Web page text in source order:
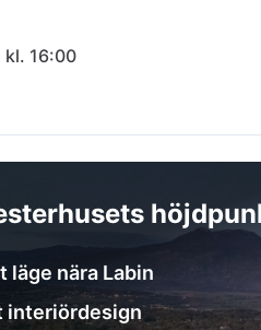
16:00
läge nära Labin
interiördesign